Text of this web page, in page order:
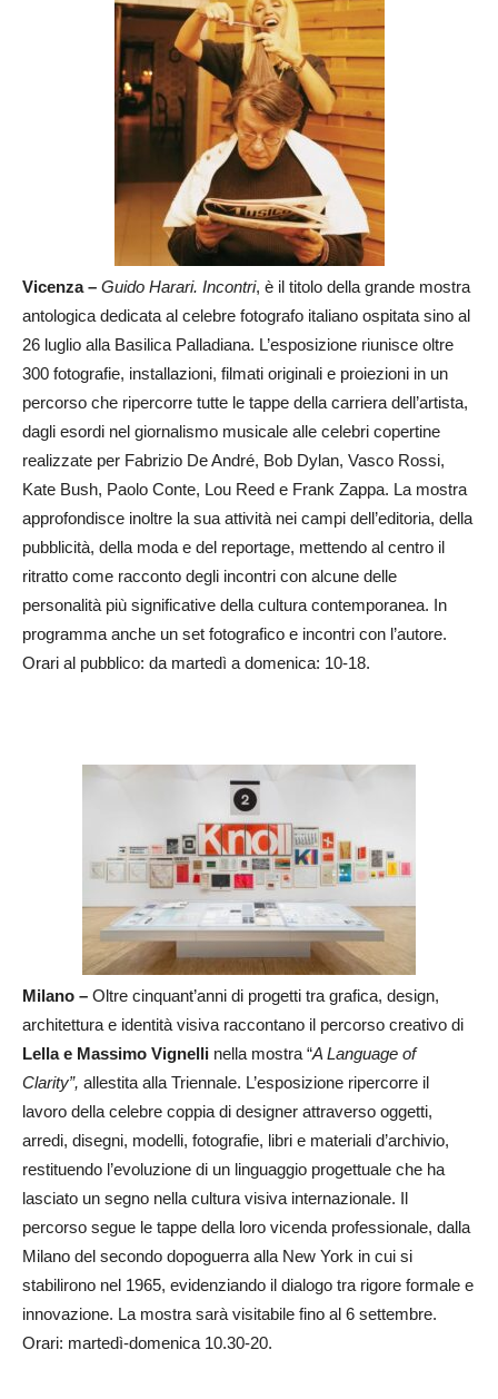
Vicenza – Guido Harari. Incontri, è il titolo della grande mostra
antologica dedicata al celebre fotografo italiano ospitata sino al
26 luglio alla Basilica Palladiana. L’esposizione riunisce oltre
300 fotografie, installazioni, filmati originali e proiezioni in un
percorso che ripercorre tutte le tappe della carriera dell’artista,
dagli esordi nel giornalismo musicale alle celebri copertine
realizzate per Fabrizio De André, Bob Dylan, Vasco Rossi,
Kate Bush, Paolo Conte, Lou Reed e Frank Zappa. La mostra
approfondisce inoltre la sua attività nei campi dell’editoria, della
pubblicità, della moda e del reportage, mettendo al centro il
ritratto come racconto degli incontri con alcune delle
personalità più significative della cultura contemporanea. In
programma anche un set fotografico e incontri con l’autore.
Orari al pubblico: da martedì a domenica: 10-18.
Milano – Oltre cinquant’anni di progetti tra grafica, design,
architettura e identità visiva raccontano il percorso creativo di
Lella e Massimo Vignelli nella mostra “A Language of
Clarity”, allestita alla Triennale. L’esposizione ripercorre il
lavoro della celebre coppia di designer attraverso oggetti,
arredi, disegni, modelli, fotografie, libri e materiali d’archivio,
restituendo l’evoluzione di un linguaggio progettuale che ha
lasciato un segno nella cultura visiva internazionale. Il
percorso segue le tappe della loro vicenda professionale, dalla
Milano del secondo dopoguerra alla New York in cui si
stabilirono nel 1965, evidenziando il dialogo tra rigore formale e
innovazione. La mostra sarà visitabile fino al 6 settembre.
Orari: martedì-domenica 10.30-20.